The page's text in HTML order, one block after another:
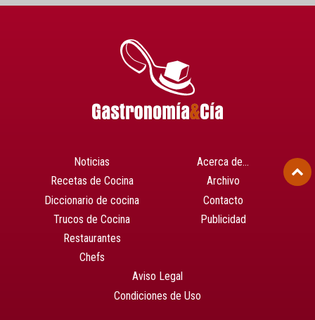
Noticias
Recetas de Cocina
Diccionario de cocina
Trucos de Cocina
Restaurantes
Chefs
Acerca de…
Archivo
Contacto
Publicidad
Aviso Legal
Condiciones de Uso